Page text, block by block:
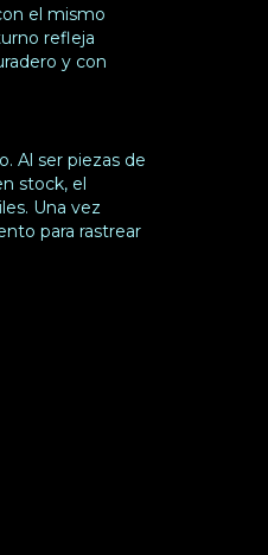
el mismo
refleja
y con
Al ser piezas de
stock, el
Una vez
para rastrear